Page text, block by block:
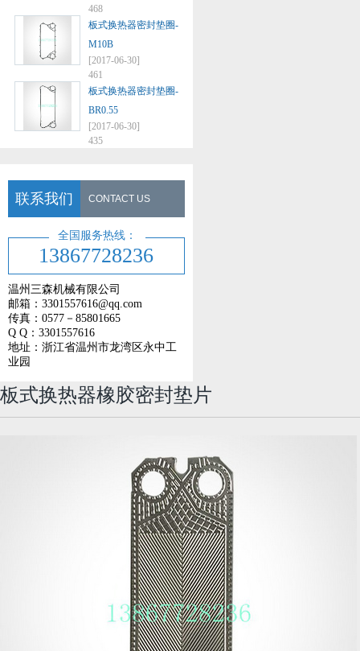
468
板式换热器密封垫圈-
M10B
[2017-06-30]
461
板式换热器密封垫圈-
BR0.55
[2017-06-30]
435
联系我们 CONTACT US
13867728236
全国服务热线：
温州三森机械有限公司
邮箱：3301557616@qq.com
传真：0577－85801665
Q Q：3301557616
地址：浙江省温州市龙湾区永中工
业园
板式换热器橡胶密封垫片